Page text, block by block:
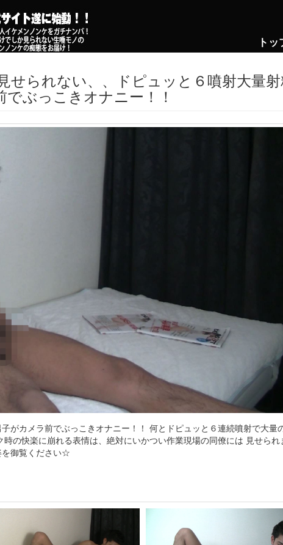
トッ
せられない、、ドピュッと６噴射大量射
ぶっこきオナニー！！
がカメラ前でぶっこきオナニー！！ 何とドピュッと６連続噴射で大量
の快楽に崩れる表情は、絶対にいかつい作業現場の同僚には 見せられ
を御覧ください☆